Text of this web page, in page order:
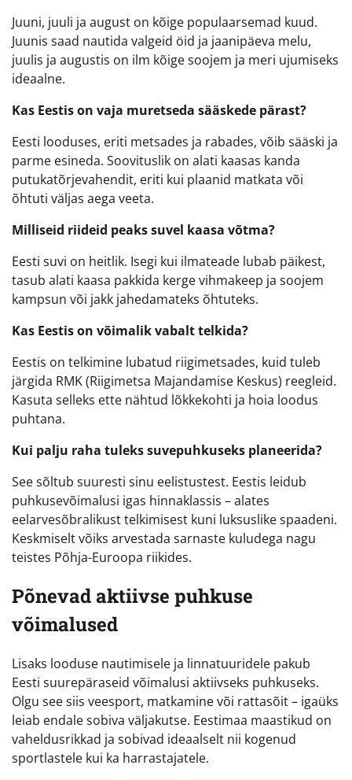
Juuni, juuli ja august on kõige populaarsemad kuud.
Juunis saad nautida valgeid öid ja jaanipäeva melu,
juulis ja augustis on ilm kõige soojem ja meri ujumiseks
ideaalne.
Kas Eestis on vaja muretseda sääskede pärast?
Eesti looduses, eriti metsades ja rabades, võib sääski ja
parme esineda. Soovituslik on alati kaasas kanda
putukatõrjevahendit, eriti kui plaanid matkata või
õhtuti väljas aega veeta.
Milliseid riideid peaks suvel kaasa võtma?
Eesti suvi on heitlik. Isegi kui ilmateade lubab päikest,
tasub alati kaasa pakkida kerge vihmakeep ja soojem
kampsun või jakk jahedamateks õhtuteks.
Kas Eestis on võimalik vabalt telkida?
Eestis on telkimine lubatud riigimetsades, kuid tuleb
järgida RMK (Riigimetsa Majandamise Keskus) reegleid.
Kasuta selleks ette nähtud lõkkekohti ja hoia loodus
puhtana.
Kui palju raha tuleks suvepuhkuseks planeerida?
See sõltub suuresti sinu eelistustest. Eestis leidub
puhkusevõimalusi igas hinnaklassis – alates
eelarvesõbralikust telkimisest kuni luksuslike spaadeni.
Keskmiselt võiks arvestada sarnaste kuludega nagu
teistes Põhja-Euroopa riikides.
Põnevad aktiivse puhkuse
võimalused
Lisaks looduse nautimisele ja linnatuuridele pakub
Eesti suurepäraseid võimalusi aktiivseks puhkuseks.
Olgu see siis veesport, matkamine või rattasõit – igaüks
leiab endale sobiva väljakutse. Eestimaa maastikud on
vaheldusrikkad ja sobivad ideaalselt nii kogenud
sportlastele kui ka harrastajatele.